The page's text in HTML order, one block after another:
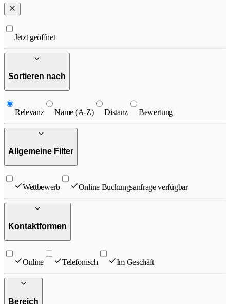
Jetzt geöffnet
Sortieren nach
Relevanz Name (A-Z) Distanz Bewertung
Allgemeine Filter
Wettbewerb Online Buchungsanfrage verfügbar
Kontaktformen
Online Telefonisch Im Geschäft
Bereich